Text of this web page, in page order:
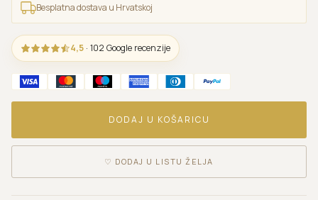
Besplatna dostava u Hrvatskoj
4,5 · 102 Google recenzije
DODAJ U KOŠARICU
♡ DODAJ U LISTU ŽELJA